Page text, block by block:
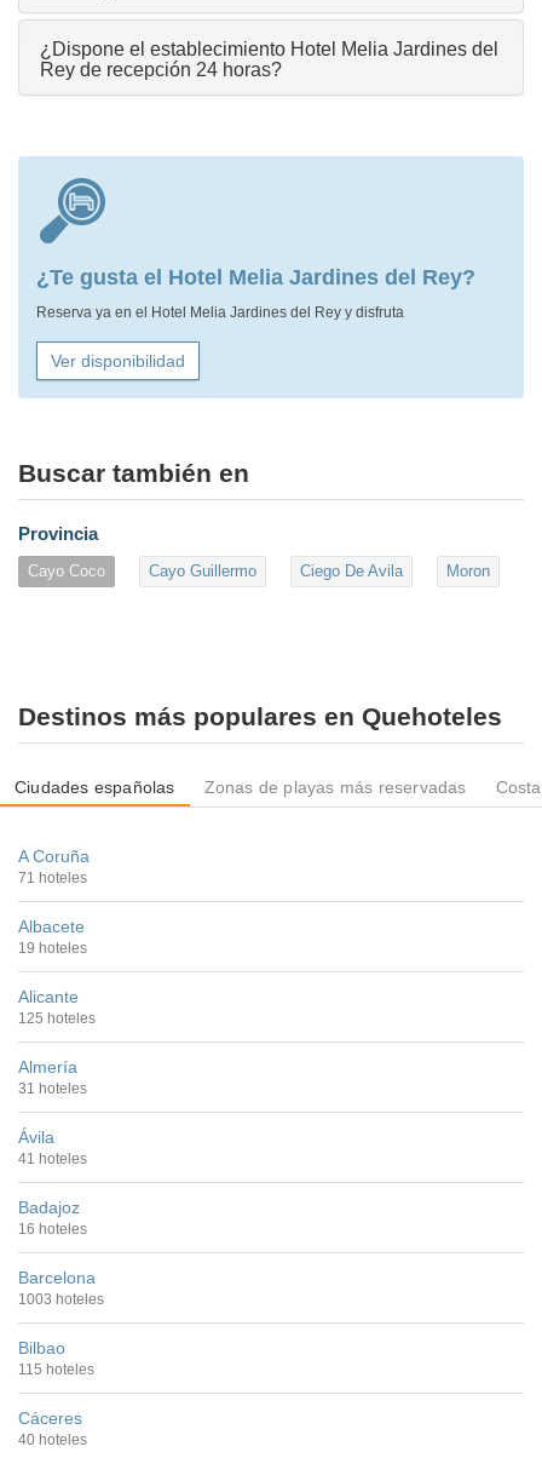
¿Dispone el establecimiento Hotel Melia Jardines del
Rey de recepción 24 horas?
¿Te gusta el Hotel Melia Jardines del Rey?
Reserva ya en el Hotel Melia Jardines del Rey y disfruta
Ver disponibilidad
Buscar también en
Provincia
Cayo Coco Cayo Guillermo Ciego De Avila Moron
Destinos más populares en Quehoteles
Ciudades españolas Zonas de playas más reservadas
A Coruña
71 hoteles
Albacete
19 hoteles
Alicante
125 hoteles
Almería
31 hoteles
Ávila
41 hoteles
Badajoz
16 hoteles
Barcelona
1003 hoteles
Bilbao
115 hoteles
Cáceres
40 hoteles